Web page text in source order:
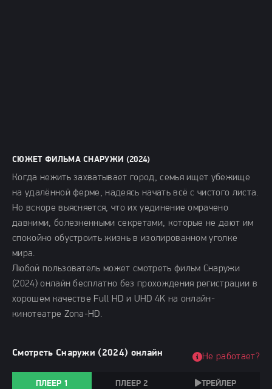
СЮЖЕТ ФИЛЬМА СНАРУЖИ (2024)
Когда нежить захватывает город, семья ищет убежище
на удалённой ферме, надеясь начать всё с чистого листа.
Но вскоре выясняется, что их уединение омрачено
давними, болезненными секретами, которые не дают им
спокойно обустроить жизнь в изолированном уголке
мира.
Любой пользователь может смотреть фильм Снаружи
(2024) онлайн бесплатно без прохождения регистрации в
хорошем качестве Full HD и UHD 4K на онлайн-
кинотеатре Zona-HD.
Смотреть Снаружи (2024) онлайн
ПЛЕЕР 1 ПЛЕЕР 2 ТРЕЙЛЕР
Не работает?